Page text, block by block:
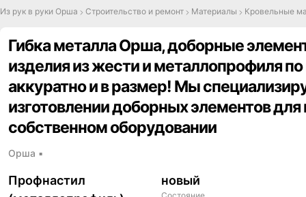
Из рук в руки Орша Строительство и ремонт Материалы Кровельные
Гибка металла Орша, доборные
изделия из жести и металлопрофиля
аккуратно и в размер! Мы
изготовлении доборных элементов
собственном оборудовании
Орша ▪
Профнастил
новый